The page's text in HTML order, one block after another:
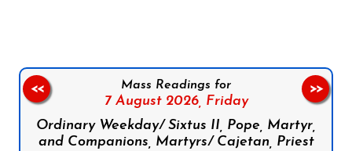
Mass Readings for
7 August 2026, Friday
Ordinary Weekday/ Sixtus II, Pope, Martyr,
and Companions, Martyrs/ Cajetan, Priest
<< >>